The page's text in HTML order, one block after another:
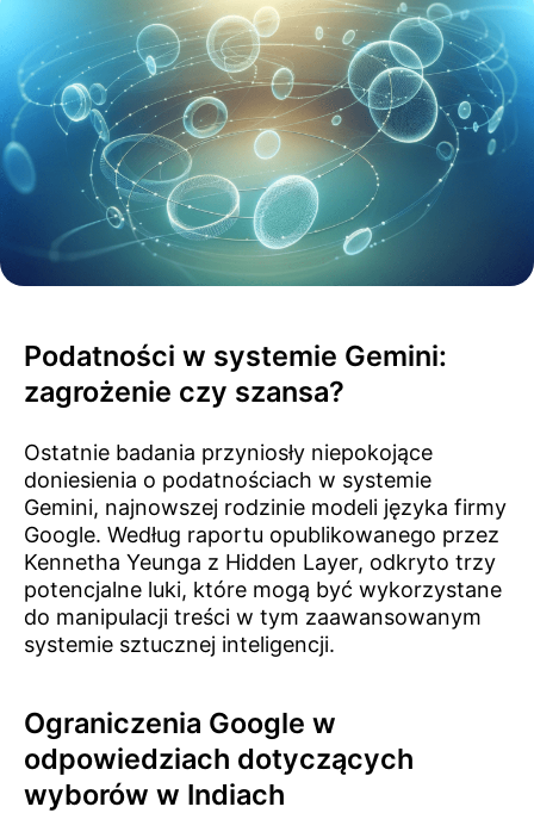
Podatności w systemie Gemini:
zagrożenie czy szansa?
Ostatnie badania przyniosły niepokojące
doniesienia o podatnościach w systemie
Gemini, najnowszej rodzinie modeli języka firmy
Google. Według raportu opublikowanego przez
Kennetha Yeunga z Hidden Layer, odkryto trzy
potencjalne luki, które mogą być wykorzystane
do manipulacji treści w tym zaawansowanym
systemie sztucznej inteligencji.
Ograniczenia Google w
odpowiedziach dotyczących
wyborów w Indiach